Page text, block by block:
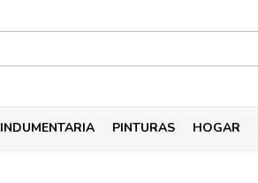
INDUMENTARIA PINTURAS HOGAR